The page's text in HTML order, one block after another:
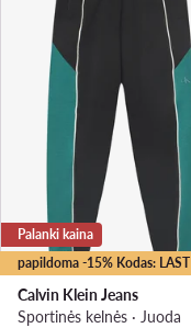
papildoma -15% Kodas: LAST
Palanki kaina
Calvin Klein Jeans
Sportinės kelnės · Juoda